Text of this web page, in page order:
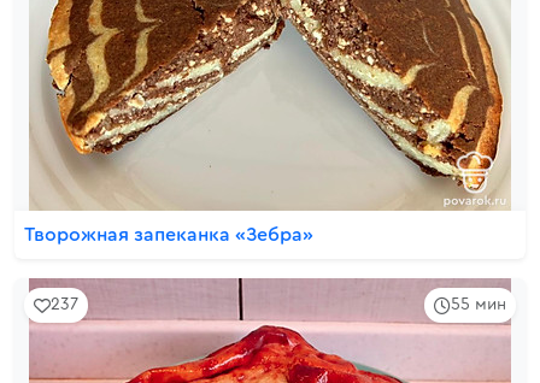
Творожная запеканка «Зебра»
55 мин
237